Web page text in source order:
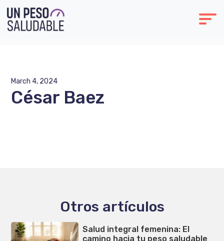
March 4, 2024
César Baez
Otros artículos
Salud integral femenina: El
camino hacia tu peso saludable